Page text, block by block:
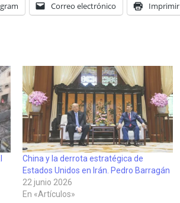
Correo electrónico Imprimir
China y la derrota estratégica de
Estados Unidos en Irán. Pedro Barragán
22 junio 2026
En «Artículos»